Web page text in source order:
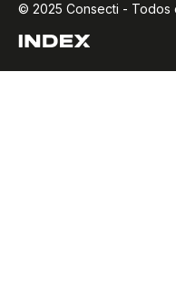
© 2025 Consecti - Todos